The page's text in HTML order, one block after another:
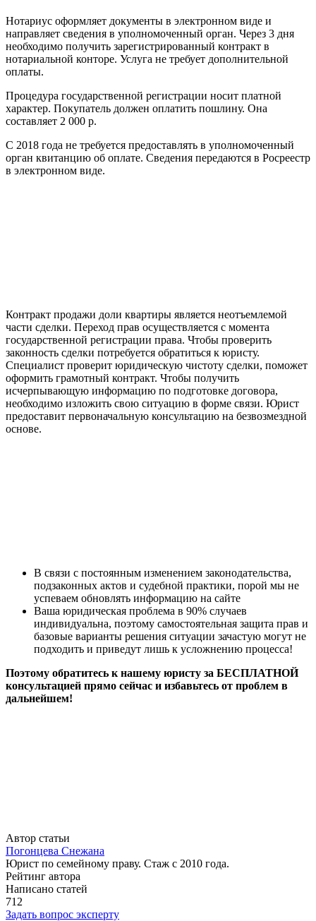
Нотариус оформляет документы в электронном виде и
направляет сведения в уполномоченный орган. Через 3 дня
необходимо получить зарегистрированный контракт в
нотариальной конторе. Услуга не требует дополнительной
оплаты.
Процедура государственной регистрации носит платной
характер. Покупатель должен оплатить пошлину. Она
составляет 2 000 р.
С 2018 года не требуется предоставлять в уполномоченный
орган квитанцию об оплате. Сведения передаются в Росреестр
в электронном виде.
Контракт продажи доли квартиры является неотъемлемой
части сделки. Переход прав осуществляется с момента
государственной регистрации права. Чтобы проверить
законность сделки потребуется обратиться к юристу.
Специалист проверит юридическую чистоту сделки, поможет
оформить грамотный контракт. Чтобы получить
исчерпывающую информацию по подготовке договора,
необходимо изложить свою ситуацию в форме связи. Юрист
предоставит первоначальную консультацию на безвозмездной
основе.
В связи с постоянным изменением законодательства,
подзаконных актов и судебной практики, порой мы не
успеваем обновлять информацию на сайте
Ваша юридическая проблема в 90% случаев
индивидуальна, поэтому самостоятельная защита прав и
базовые варианты решения ситуации зачастую могут не
подходить и приведут лишь к усложнению процесса!
Поэтому обратитесь к нашему юристу за БЕСПЛАТНОЙ
консультацией прямо сейчас и избавьтесь от проблем в
дальнейшем!
Автор статьи
Погонцева Снежана
Юрист по семейному праву. Стаж с 2010 года.
Рейтинг автора
Написано статей
712
Задать вопрос эксперту